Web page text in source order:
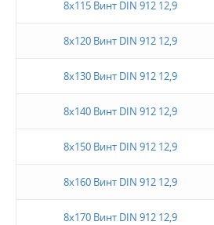
8х115 Винт DIN 912 12,9
8х120 Винт DIN 912 12,9
8х130 Винт DIN 912 12,9
8х140 Винт DIN 912 12,9
8х150 Винт DIN 912 12,9
8х160 Винт DIN 912 12,9
8х170 Винт DIN 912 12,9